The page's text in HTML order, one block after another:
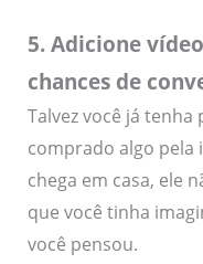
5. Adicione
chances de
Talvez você já
comprado algo
chega em casa, ele
que você tinha
você pensou.